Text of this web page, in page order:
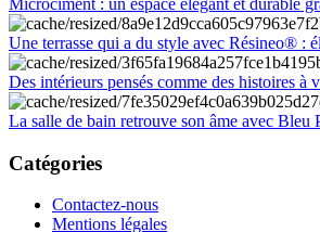
Microciment : un espace élégant et durable
Une terrasse qui a du style avec Résineo® :
Des intérieurs pensés comme des histoires à
La salle de bain retrouve son âme avec Bleu
Catégories
Contactez-nous
Mentions légales